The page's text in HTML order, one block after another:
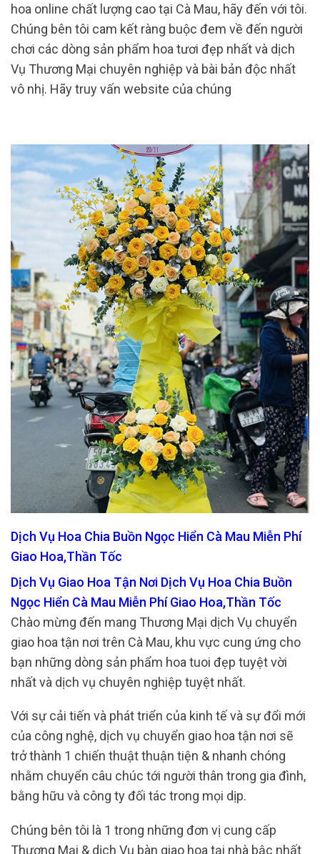
hoa online chất lượng cao tại Cà Mau, hãy đến với tôi.
Chúng bên tôi cam kết ràng buộc đem về đến người
chơi các dòng sản phẩm hoa tươi đẹp nhất và dịch
Vụ Thương Mại chuyên nghiệp và bài bản độc nhất
vô nhị. Hãy truy vấn website của chúng
Dịch Vụ Hoa Chia Buồn Ngọc Hiển Cà Mau Miễn Phí
Giao Hoa,Thần Tốc
Dịch Vụ Giao Hoa Tận Nơi Dịch Vụ Hoa Chia Buồn
Ngọc Hiển Cà Mau Miễn Phí Giao Hoa,Thần Tốc
Chào mừng đến mang Thương Mại dịch Vụ chuyển
giao hoa tận nơi trên Cà Mau, khu vực cung ứng cho
bạn những dòng sản phẩm hoa tuoi đẹp tuyệt vời
nhất và dịch vụ chuyên nghiệp tuyệt nhất.
Với sự cải tiến và phát triển của kinh tế và sự đổi mới
của công nghệ, dịch vụ chuyển giao hoa tận nơi sẽ
trở thành 1 chiến thuật thuận tiện & nhanh chóng
nhằm chuyển câu chúc tới người thân trong gia đình,
bằng hữu và công ty đối tác trong mọi dịp.
Chúng bên tôi là 1 trong những đơn vị cung cấp
Thương Mại & dịch Vụ bàn giao hoa tại nhà bậc nhất